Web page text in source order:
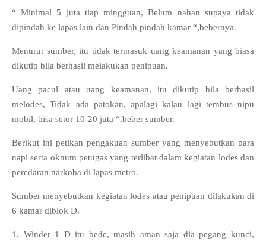
“ Minimal 5 juta tiap mingguan, Belum nahan supaya tidak
dipindah ke lapas lain dan Pindah pindah kamar “,bebernya.
Menurut sumber, itu tidak termasuk uang keamanan yang biasa
dikutip bila berhasil melakukan penipuan.
Uang pacul atau uang keamanan, itu dikutip bila berhasil
melodes, Tidak ada patokan, apalagi kalau lagi tembus nipu
mobil, bisa setor 10-20 juta “,beber sumber.
Berikut ini petikan pengakuan sumber yang menyebutkan para
napi serta oknum petugas yang terlibat dalam kegiatan lodes dan
peredaran narkoba di lapas metro.
Sumber menyebutkan kegiatan lodes atau penipuan dilakukan di
6 kamar diblok D.
1. Winder 1 D itu bede, masih aman saja dia pegang kunci,